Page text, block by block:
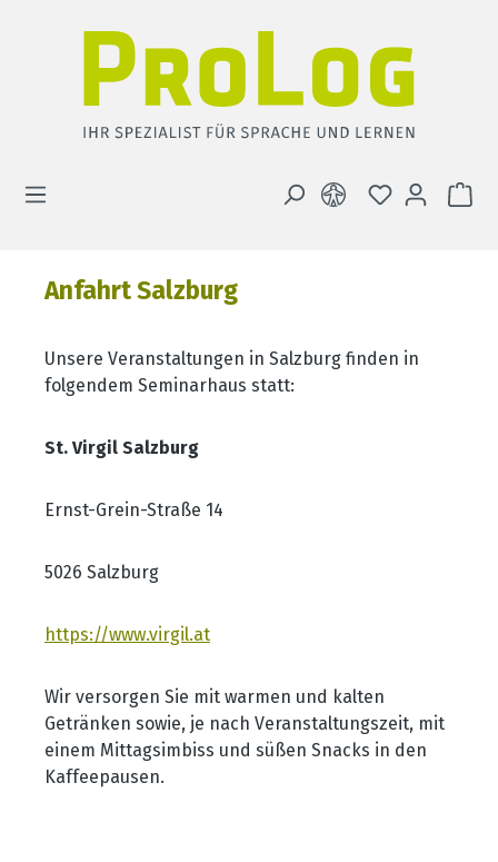
DU HAST 0
Anfahrt Salzburg
Unsere Veranstaltungen in Salzburg finden in
folgendem Seminarhaus statt:
St. Virgil Salzburg
Ernst-Grein-Straße 14
5026 Salzburg
https://www.virgil.at
Wir versorgen Sie mit warmen und kalten
Getränken sowie, je nach Veranstaltungszeit, mit
einem Mittagsimbiss und süßen Snacks in den
Kaffeepausen.